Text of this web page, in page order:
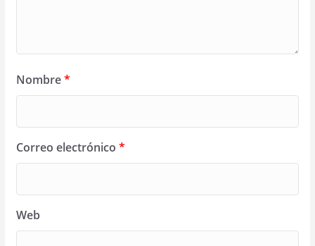
Nombre*
Correo electrónico *
Web